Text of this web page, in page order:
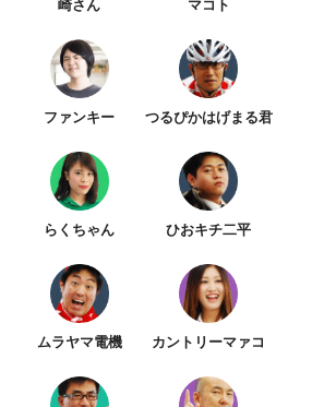
崎さん マコト
ファンキー つるぴかはげまる君
らくちゃん ひおキチ二平
ムラヤマ電機 カントリーマァコ